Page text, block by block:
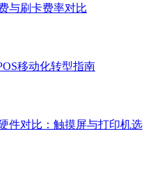
与刷卡费率对比
移动化转型指南
件对比：触摸屏与打印机选